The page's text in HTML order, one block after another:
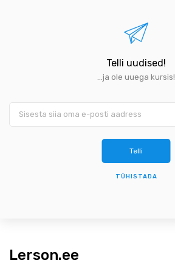
Telli uudised!
...ja ole uuega kursis!
TÜHISTADA
Lerson.ee